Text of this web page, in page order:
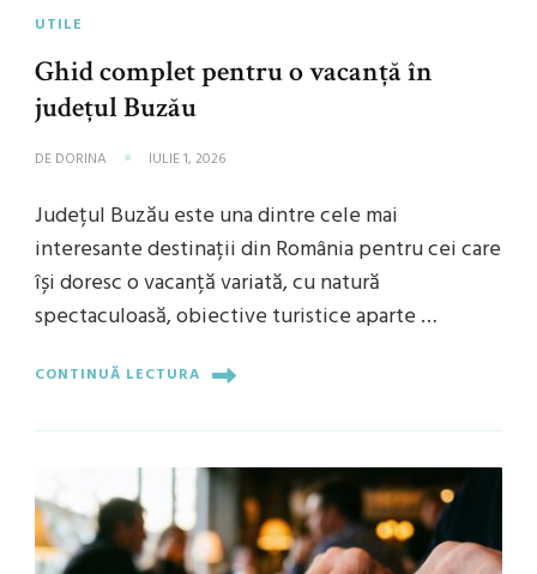
UTILE
Ghid complet pentru o vacanță în
județul Buzău
DE DORINA IULIE 1, 2026
Județul Buzău este una dintre cele mai
interesante destinații din România pentru cei care
își doresc o vacanță variată, cu natură
spectaculoasă, obiective turistice aparte …
CONTINUĂ LECTURA